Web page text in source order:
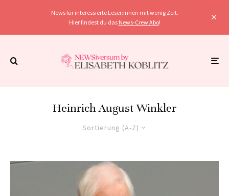
News für interessierte Leser:innen mit wenig Zeit.
Hier findest du das News-Crew Abo!
Heinrich August Winkler
Sortierung (A-Z)